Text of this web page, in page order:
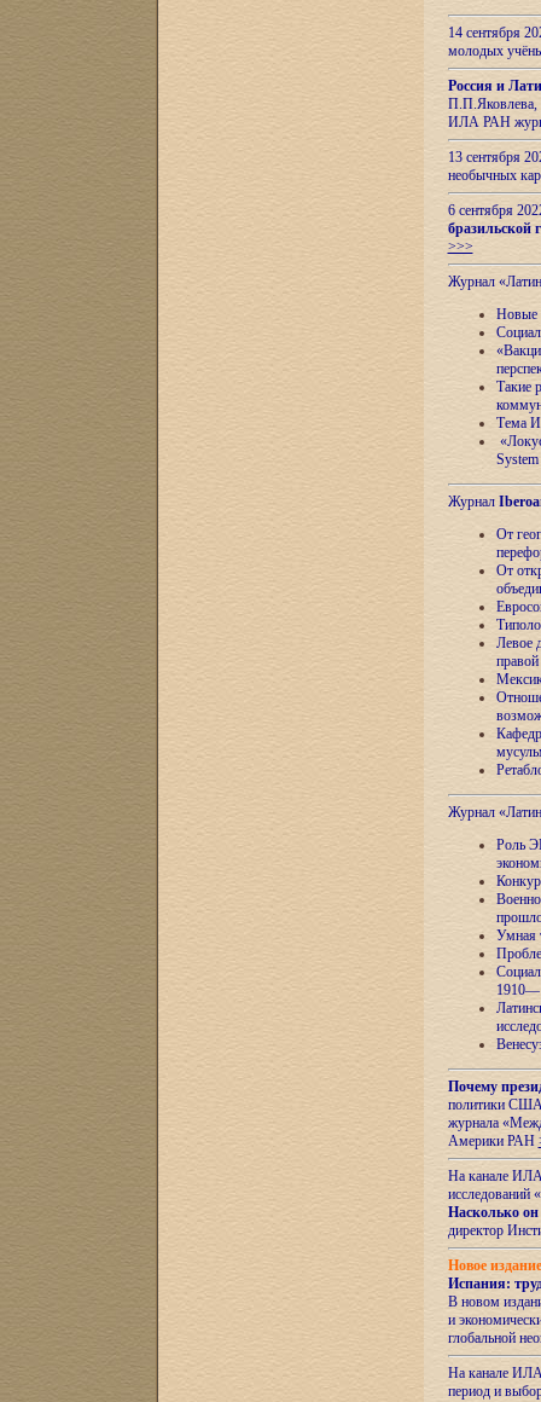
14 сентября
молодых
Россия и
П.П.Яковлева,
ИЛА РАН
13 сентября
необычных
6 сентября
бразильской
>>>
Журнал
Новые
Такие
Тема
Журнал
От
От
Левое
Журнал
Роль
Умная
Почему
политики США
журнала
Америки РАН
На канале ИЛА
исследований «
Насколько он
директор
Новое
Испания:
В новом
и
глобальной
На канале
период и